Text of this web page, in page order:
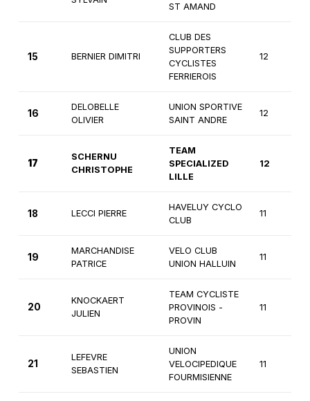
ST AMAND
15 BERNIER DIMITRI
CLUB DES
SUPPORTERS
CYCLISTES
FERRIEROIS
12
16
DELOBELLE
OLIVIER
UNION SPORTIVE
SAINT ANDRE
12
17
SCHERNU
CHRISTOPHE
TEAM
SPECIALIZED
LILLE
12
18 LECCI PIERRE
HAVELUY CYCLO
CLUB
11
19
MARCHANDISE
PATRICE
VELO CLUB
UNION HALLUIN
11
20
KNOCKAERT
JULIEN
TEAM CYCLISTE
PROVINOIS -
PROVIN
11
21
LEFEVRE
SEBASTIEN
UNION
VELOCIPEDIQUE
FOURMISIENNE
11